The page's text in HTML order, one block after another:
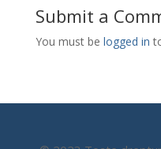
Submit a
You must be logged in